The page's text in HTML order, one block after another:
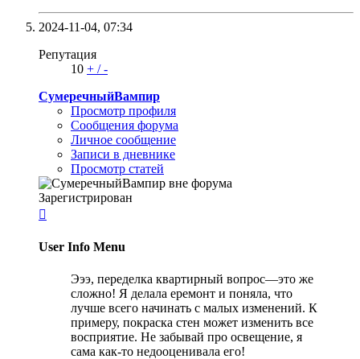
2024-11-04, 07:34
Репутация
10 + /-
СумеречныйВампир
Просмотр профиля
Сообщения форума
Личное сообщение
Записи в дневнике
Просмотр статей
Зарегистрирован

User Info Menu
Эээ, переделка квартирный вопрос—это же
сложно! Я делала еремонт и поняла, что
лучше всего начинать с малых изменений. К
примеру, покраска стен может изменить все
восприятие. Не забывай про освещение, я
сама как-то недооценивала его!